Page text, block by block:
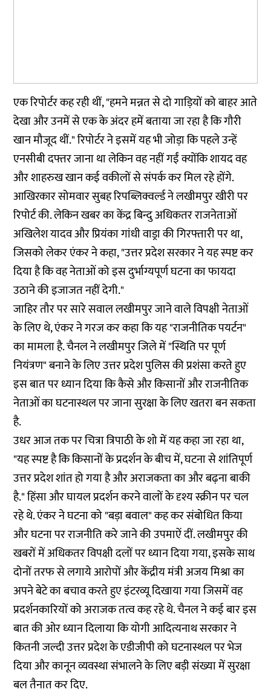
एक रिपोर्टर कह रही थीं, "हमने मन्नत से दो गाड़ियों को बाहर आते
देखा और उनमें से एक के अंदर हमें बताया जा रहा है कि गौरी
खान मौजूद थीं." रिपोर्टर ने इसमें यह भी जोड़ा कि पहले उन्हें
एनसीबी दफ्तर जाना था लेकिन वह नहीं गईं क्योंकि शायद वह
और शाहरुख खान कई वकीलों से संपर्क कर मिल रहे होंगे.
आखिरकार सोमवार सुबह रिपब्लिक्वर्ल्ड ने लखीमपुर खीरी पर
रिपोर्टकी. लेकिन खबर का केंद्र बिन्दु अधिकतर राजनेताओं
अखिलेश यादव और प्रियंका गांधी वाड्रा की गिरफ्तारी पर था,
जिसको लेकर एंकर ने कहा, "उत्तर प्रदेश सरकार ने यह स्पष्ट कर
दिया है कि वह नेताओं को इस दुर्भाग्यपूर्ण घटना का फायदा
उठाने की इजाजत नहीं देगी."
जाहिर तौर पर सारे सवाल लखीमपुर जाने वाले विपक्षी नेताओं
के लिए थे, एंकर ने गरज कर कहा कि यह "राजनीतिक पयर्टन"
का मामला है. चैनल ने लखीमपुर जिले में "स्थिति पर पूर्ण
नियंत्रण" बनाने के लिए उत्तर प्रदेश पुलिस की प्रशंसा करते हुए
इस बात पर ध्यान दिया कि कैसे और किसानों और राजनीतिक
नेताओं का घटनास्थल पर जाना सुरक्षा के लिए खतरा बन सकता
है.
उधरआज तकपर चित्रा त्रिपाठी के शो में यह कहा जा रहा था,
"यह स्पष्ट है कि किसानों के प्रदर्शन के बीच में, घटना से शांतिपूर्ण
उत्तर प्रदेश शांत हो गया है और अराजकता का और बढ़ना बाकी
है." हिंसा और घायल प्रदर्शन करने वालों के दृश्य स्क्रीन पर चल
रहे थे. एंकर ने घटना को "बड़ा बवाल" कह कर संबोधित किया
और घटना पर राजनीति करे जाने की उपमाऐं दीं. लखीमपुर की
खबरों में अधिकतर विपक्षी दलों पर ध्यान दिया गया, इसके साथ
दोनों तरफ से लगाये आरोपों और केंद्रीय मंत्री अजय मिश्रा का
अपने बेटे का बचाव करते हुए इंटरव्यू दिखाया गया जिसमें वह
प्रदर्शनकारियों को अराजक तत्व कह रहे थे. चैनल ने कई बार इस
बात की ओर ध्यान दिलाया कि योगी आदित्यनाथ सरकार ने
कितनी जल्दी उत्तर प्रदेश के एडीजीपी को घटनास्थल पर भेज
दिया और कानून व्यवस्था संभालने के लिए बड़ी संख्या में सुरक्षा
बल तैनात कर दिए.